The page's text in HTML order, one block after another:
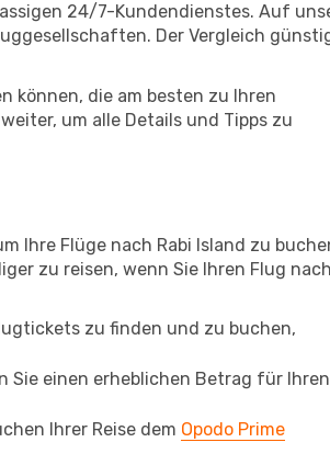
24/7-Kundendienstes. Auf
Der Vergleich
können, die am besten zu Ihren
um alle Details und Tipps zu
Ihre Flüge nach Rabi Island zu
zu reisen, wenn Sie Ihren Flug nach
zu finden und zu buchen,
Sie einen erheblichen Betrag für Ihren
Ihrer Reise dem Opodo Prime